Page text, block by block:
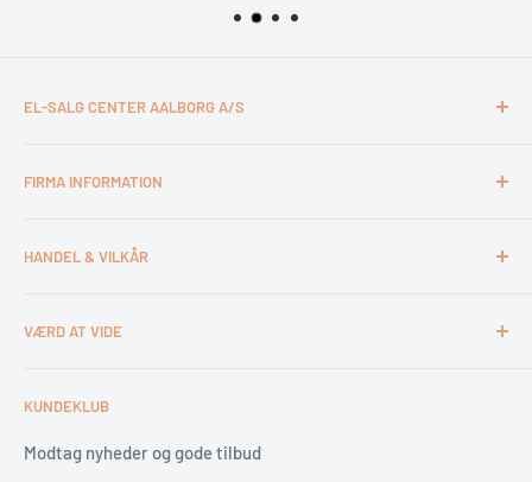
EL-SALG CENTER AALBORG A/S
Otto Mønsteds Vej 6
Tlf. 98180011
FIRMA INFORMATION
Medarbejdere
Kundeklub
HANDEL & VILKÅR
Handelsbetingelser
Garantiservice
Erhverv & Byggeri
VÆRD AT VIDE
Montering
Betaling
KUNDEKLUB
Modtag nyheder og gode tilbud